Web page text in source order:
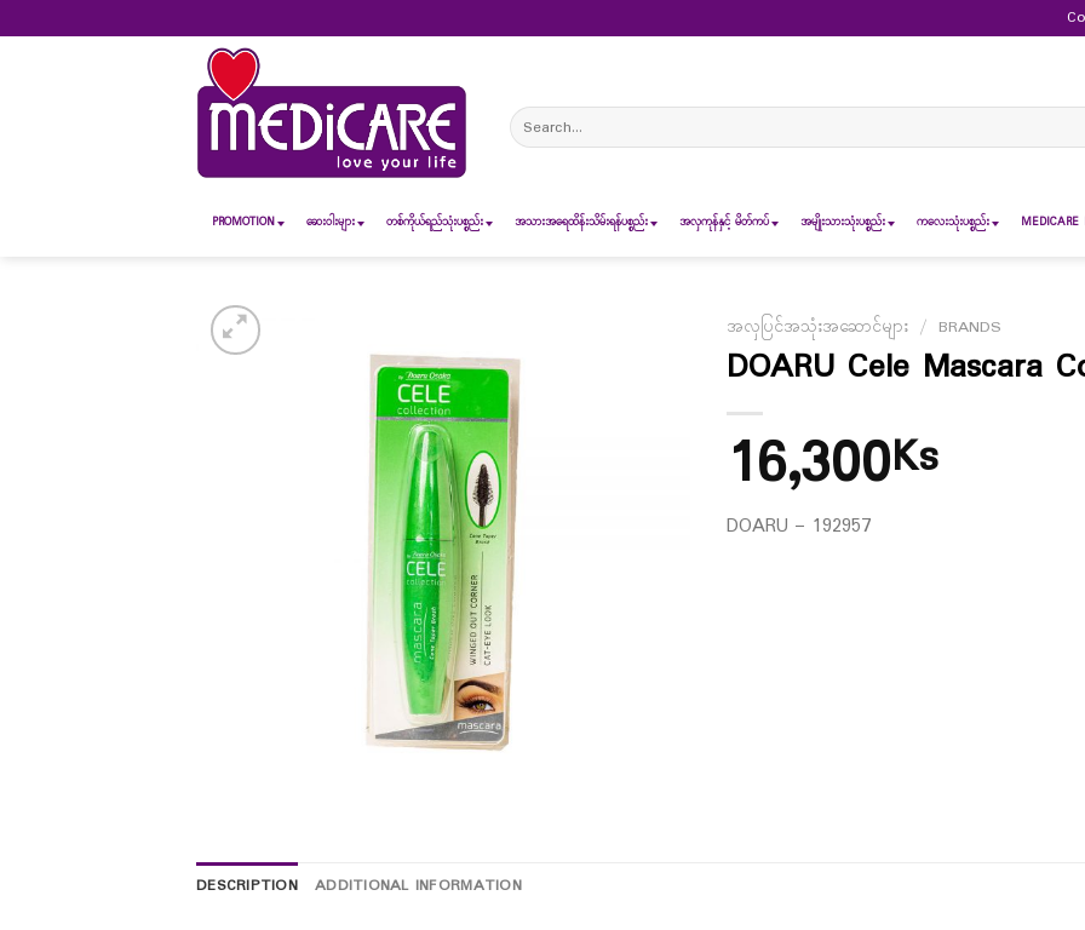
to
Search
for:
PROMOTION ဆေး၀ါးများ တစ်ကိုယ်ရည်သုံးပစ္စည်း အသားအရေထိန်းသိမ်းရန်ပစ္စည်း အလှကုန်နှင့် မိတ်ကပ် အမျိုးသားသုံးပစ္စည်း ကလေးသုံးပစ္စည်း MEDICARE
အလှပြင်အသုံးအဆောင်များ / BRANDS
DOARU Cele Mascara
16,300Ks
DOARU – 192957
DESCRIPTION ADDITIONAL INFORMATION